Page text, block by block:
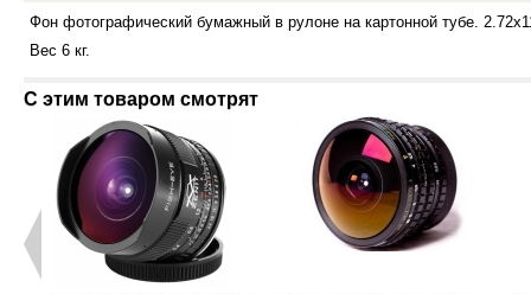
Фон фотографический бумажный в рулоне на картонной тубе.
Вес 6 кг.
С этим товаром смотрят